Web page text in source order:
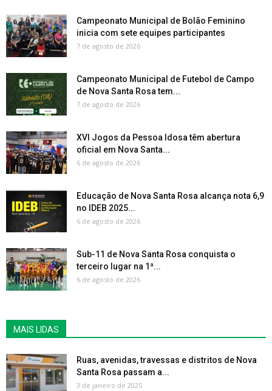
Campeonato Municipal de Bolão Feminino
inicia com sete equipes participantes
7 de agosto de 2026
Campeonato Municipal de Futebol de Campo
de Nova Santa Rosa tem...
7 de agosto de 2026
XVI Jogos da Pessoa Idosa têm abertura
oficial em Nova Santa...
6 de agosto de 2026
Educação de Nova Santa Rosa alcança nota 6,9
no IDEB 2025...
6 de agosto de 2026
Sub-11 de Nova Santa Rosa conquista o
terceiro lugar na 1ª...
6 de agosto de 2026
MAIS LIDAS
Ruas, avenidas, travessas e distritos de Nova
Santa Rosa passam a...
3 de janeiro de 2025